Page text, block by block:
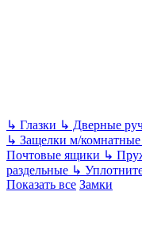
↳ Глазки ↳ Дверные
↳ Защелки м/комнатные
Почтовые ящики ↳
раздельные ↳
Показать все Замки